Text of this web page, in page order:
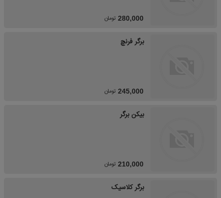
280,000 تومان
برگر فرنچ
245,000 تومان
بیکن برگر
210,000 تومان
برگر کلاسیک